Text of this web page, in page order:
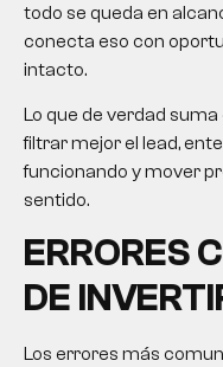
todo se queda en
conecta eso con
intacto.
Lo que de verdad
filtrar mejor el lead,
funcionando y mover
sentido.
ERRORES
DE
Los errores más